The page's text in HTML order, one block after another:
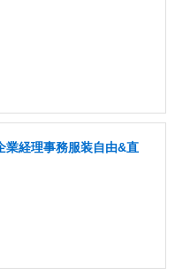
業経理事務服装自由&直